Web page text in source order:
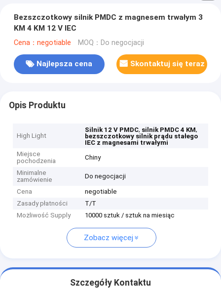
Bezszczotkowy silnik PMDC z magnesem trwałym 3
KM 4 KM 12 V IEC
Cena：negotiable MOQ：Do negocjacji
Najlepsza cena Skontaktuj się teraz
Opis Produktu
High Light
Silnik 12 V PMDC, silnik PMDC 4 KM,
bezszczotkowy silnik prądu stałego
IEC z magnesami trwałymi
Miejsce
pochodzenia
Chiny
Minimalne
zamówienie
Do negocjacji
Cena
negotiable
Zasady płatności
T/T
Możliwość Supply
10000 sztuk / sztuk na miesiąc
Zobacz więcej
Szczegóły Kontaktu